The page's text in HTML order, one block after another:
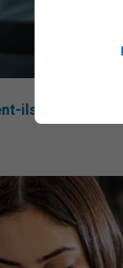
ils composer